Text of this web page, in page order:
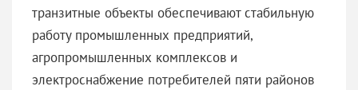
транзитные объекты обеспечивают стабильную
работу промышленных предприятий,
агропромышленных комплексов и
электроснабжение потребителей пяти районов